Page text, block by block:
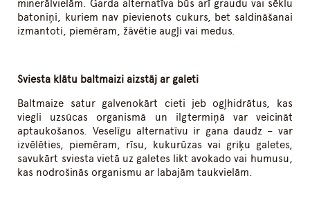
minerālvielām. Garda alternatīva būs arī graudu vai sēklu
batoniņi, kuriem nav pievienots cukurs, bet saldināšanai
izmantoti, piemēram, žāvētie augļi vai medus.
Sviesta klātu baltmaizi aizstāj ar galeti
Baltmaize satur galvenokārt cieti jeb ogļhidrātus, kas
viegli uzsūcas organismā un ilgtermiņā var veicināt
aptaukošanos. Veselīgu alternatīvu ir gana daudz – var
izvēlēties, piemēram, rīsu, kukurūzas vai griķu galetes,
savukārt sviesta vietā uz galetes likt avokado vai humusu,
kas nodrošinās organismu ar labajām taukvielām.